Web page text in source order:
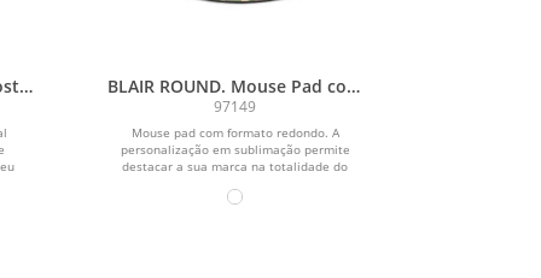
BLAIR ROUND. Mouse Pad com
formato redondo e base em
borracha
97149
Mouse pad com formato redondo. A
personalização em sublimação permite
destacar a sua marca na totalidade do